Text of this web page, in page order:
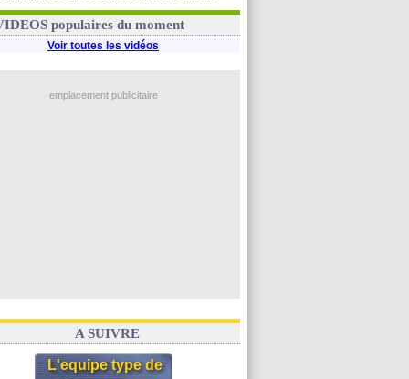
: le démenti de Leipzig pour Diomandé
populaires du moment
Voir toutes les vidéos
emplacement publicitaire
A SUIVRE
L'equipe type de